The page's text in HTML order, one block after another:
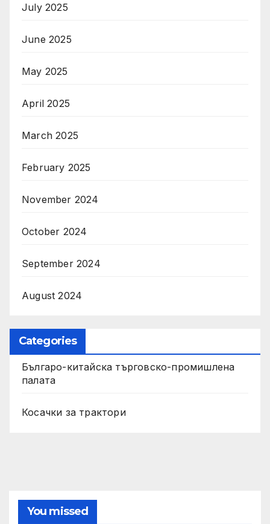
July 2025
June 2025
May 2025
April 2025
March 2025
February 2025
November 2024
October 2024
September 2024
August 2024
Categories
Българо-китайска търговско-промишлена
палата
Косачки за трактори
You missed